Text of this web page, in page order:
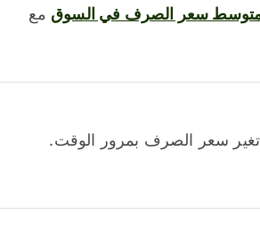
​​سعر الصرف في السوق مع
سعر الصرف بمرور الوقت.